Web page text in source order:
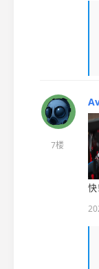
7楼
快